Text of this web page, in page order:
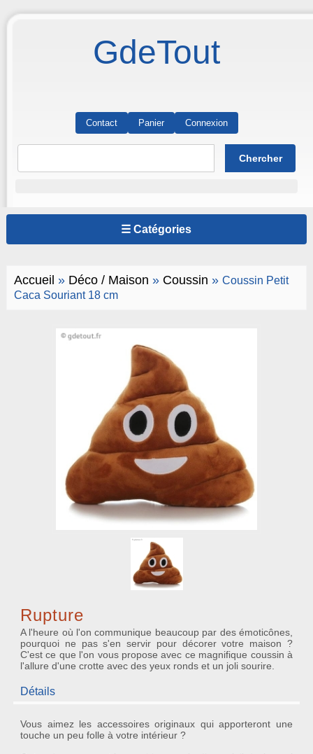
GdeTout
Contact Panier Connexion
☰ Catégories
Accueil » Déco / Maison » Coussin » Coussin Petit
Caca Souriant 18 cm
Rupture
A l'heure où l'on communique beaucoup par des émoticônes,
pourquoi ne pas s'en servir pour décorer votre maison ?
C'est ce que l'on vous propose avec ce magnifique coussin à
l'allure d'une crotte avec des yeux ronds et un joli sourire.
Détails
Vous aimez les accessoires originaux qui apporteront une
touche un peu folle à votre intérieur ?